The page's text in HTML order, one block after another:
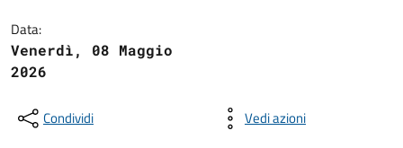
Data:
Venerdì, 08 Maggio
2026
Condividi Vedi azioni